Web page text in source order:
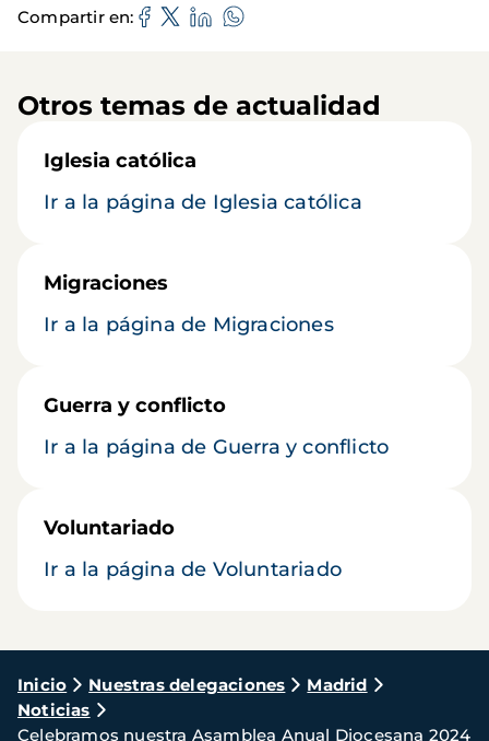
Compartir en
Otros temas de actualidad
Iglesia católica
Ir a la página de Iglesia católica
Migraciones
Ir a la página de Migraciones
Guerra y conflicto
Ir a la página de Guerra y conflicto
Voluntariado
Ir a la página de Voluntariado
Ruta
de
Inicio Nuestras delegaciones
Madrid
Noticias
Celebramos nuestra Asamblea Anual Diocesana 2024